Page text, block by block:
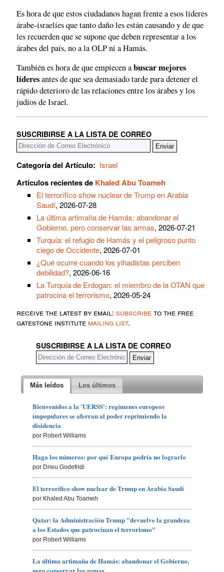
Es hora de que estos ciudadanos hagan frente a esos líderes
árabe-israelíes que tanto daño les están causando y de que
les recuerden que se supone que deben representar a los
árabes del país, no a la OLP ni a Hamás.
También es hora de que empiecen abuscar mejores
líderesantes de que sea demasiado tarde para detener el
rápido deterioro de las relaciones entre los árabes y los
judíos de Israel.
SUSCRIBIRSE A LA LISTA DE CORREO
Categoría del Artículo: Israel
Artículos recientes de Khaled Abu Toameh
El terrorífico show nuclear de Trump en Arabia
Saudí, 2026-07-28
La última artimaña de Hamás: abandonar el
Gobierno, pero conservar las armas, 2026-07-21
Turquía: el refugio de Hamás y el peligroso punto
ciego de Occidente, 2026-07-01
¿Qué ocurre cuando los yihadistas perciben
debilidad?, 2026-06-16
La Turquía de Erdogan: el miembro de la OTAN que
patrocina el terrorismo, 2026-05-24
receive the latest by email: subscribeto the free
gatestone institute mailing list.
SUSCRIBIRSE A LA LISTA DE CORREO
Más leídos Los últimos
Bienvenidos a la 'UERSS': regímenes europeos
impopulares se aferran al poder reprimiendo la
disidencia
por Robert Williams
Haga los números: por qué Europa podría no lograrlo
por Drieu Godefridi
El terrorífico show nuclear de Trump en Arabia Saudí
por Khaled Abu Toameh
Qatar: la Administración Trump "devuelve la grandeza
a los Estados que patrocinan el terrorismo"
por Robert Williams
La última artimaña de Hamás: abandonar el Gobierno,